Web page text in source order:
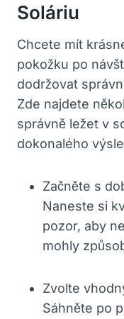
Soláriu
Chcete mít
pokožku po
dodržovat
Zde najdete
správně ležet v
dokonalého
Začněte s
Naneste si
pozor, aby
mohly
Zvolte
Sáhněte po